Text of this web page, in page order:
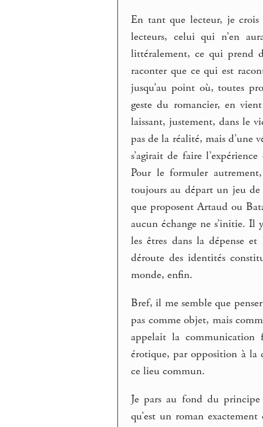
En tant que lecteur, je crois
lecteurs, celui qui n’en
littéralement, ce qui prend
raconter que ce qui est
jusqu’au point où, toutes
geste du romancier, en
laissant, justement, dans le
pas de la réalité, mais d’une
s’agirait de faire
Pour le formuler
toujours au départ un jeu de
que proposent Artaud ou
aucun échange ne s’initie.
les êtres dans la dépense
déroute des identités
monde, enfin.
Bref, il me semble que
pas comme objet, mais
appelait la communication
érotique, par opposition à
ce lieu commun.
Je pars au fond du principe
qu’est un roman